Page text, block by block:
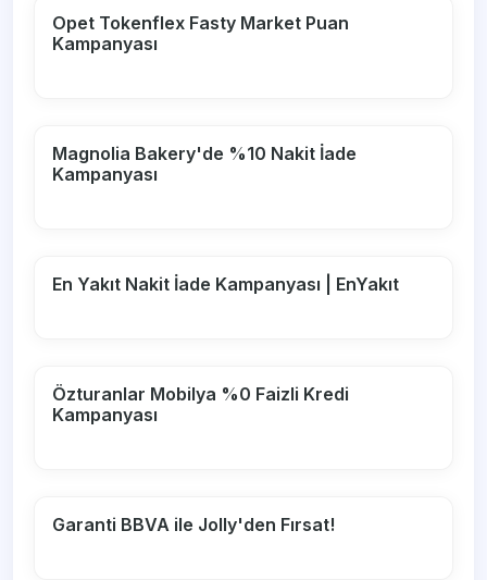
Opet Tokenflex Fasty Market Puan
Kampanyası
Magnolia Bakery'de %10 Nakit İade
Kampanyası
En Yakıt Nakit İade Kampanyası | EnYakıt
Özturanlar Mobilya %0 Faizli Kredi
Kampanyası
Garanti BBVA ile Jolly'den Fırsat!